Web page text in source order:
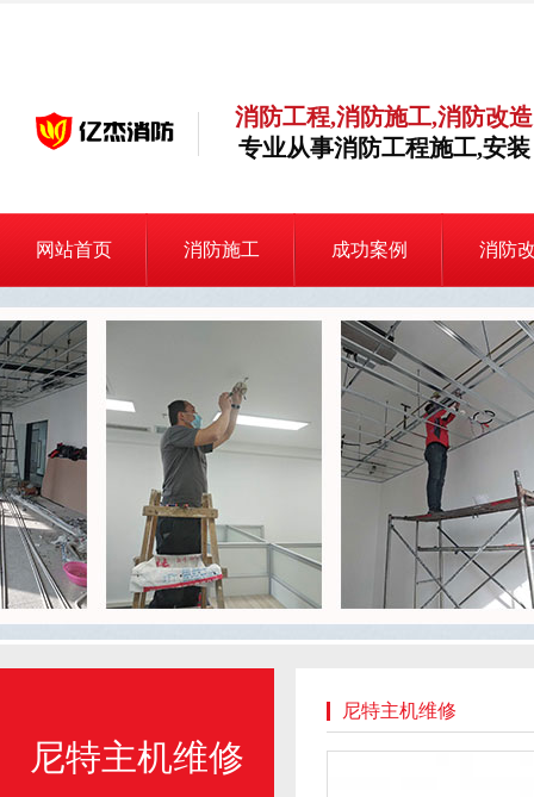
消防工程,消防施工,消防改造
专业从事消防工程施工,安装
网站首页 消防施工 成功案例 消防
尼特主机维修
尼特主机维修